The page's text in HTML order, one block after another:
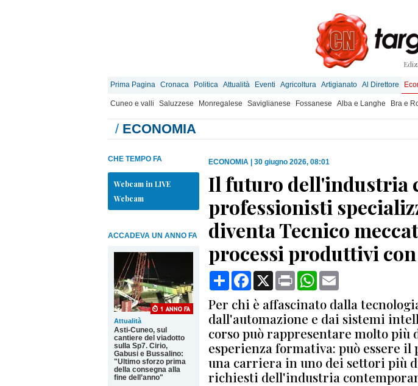
Prima Pagina Cronaca Politica Attualità Eventi Agricoltura Artigianato Al Direttore
Cuneo e valli Saluzzese Monregalese Saviglianese Fossanese Alba e Langhe Bra e
/ ECONOMIA
CHE TEMPO FA
Webcam in LIVE
Webcam
ACCADEVA UN ANNO FA
Attualità
Asti-Cuneo, sul
cantiere del viadotto
sulla Sp7. Cirio,
Gabusi e Bussalino:
"Ultimo sforzo prima
della consegna alla
fine dell’anno"
ECONOMIA 30 giugno 2026, 08:01
Il futuro dell'industria
professionisti
diventa Tecnico
processi produttivi con
CondividiFacebook
X Print WhatsApp
Per chi è affascinato dalla
dall'automazione e dai sistemi
corso può rappresentare molto più
esperienza formativa: può essere il
una carriera in uno dei settori più
richiesti dell'industria